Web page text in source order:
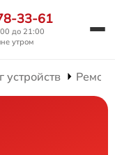
33-61
до 21:00
утром
устройств